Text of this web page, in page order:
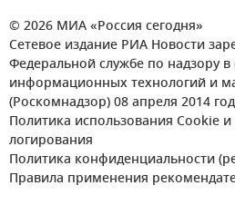
© 2026 МИА «Россия сегодня»
Сетевое издание РИА Новости
Федеральной службе по надзору в
информационных технологий и
(Роскомнадзор) 08 апреля 2014
Политика использования Cookie
логирования
Политика конфиденциальности
Правила применения